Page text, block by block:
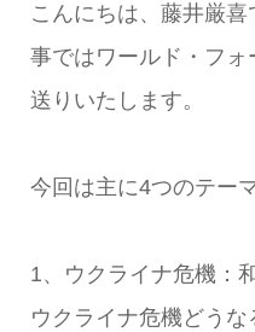
こんにちは、藤井厳
事ではワールド・フ
送りいたします。
今回は主に4つのテー
1、ウクライナ危機：
ウクライナ危機どう